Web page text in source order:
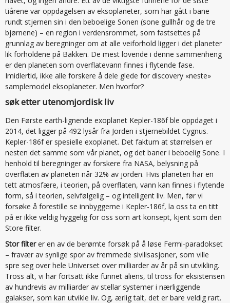
tiårene var oppdagelsen av eksoplaneter, som har gått i bane
rundt stjernen sin i den beboelige Sonen (sone gullhår og de tre
bjørnene) – en region i verdensrommet, som fastsettes på
grunnlag av beregninger om at alle veiforhold ligger i det planeter
lik forholdene på Bakken. De mest lovende i denne sammenheng
er den planeten som overflatevann finnes i flytende fase.
Imidlertid, ikke alle forskere å dele glede for discovery «neste»
samplemodel eksoplaneter. Men hvorfor?
søk etter utenomjordisk liv
Den Første earth-lignende exoplanet Kepler-186f ble oppdaget i
2014, det ligger på 492 lysår fra Jorden i stjernebildet Cygnus.
Kepler-186f er spesielle exoplanet. Det faktum at størrelsen er
nesten det samme som vår planet, og det baner i beboelig Sone. I
henhold til beregninger av forskere fra NASA, belysning på
overflaten av planeten når 32% av jorden. Hvis planeten har en
tett atmosfære, i teorien, på overflaten, vann kan finnes i flytende
form, så i teorien, selvfølgelig – og intelligent liv. Men, før vi
forsøke å forestille se innbyggerne i Kepler-186f, la oss ta en titt
på er ikke veldig hyggelig for oss som art konsept, kjent som den
Store filter.
Stor filterer en av de berømte forsøk på å løse Fermi-paradokset
– fravær av synlige spor av fremmede sivilisasjoner, som ville
spre seg over hele Universet over milliarder av år på sin utvikling.
Tross alt, vi har fortsatt ikke funnet aliens, til tross for eksistensen
av hundrevis av milliarder av stellar systemer i nærliggende
galakser, som kan utvikle liv. Og, ærlig talt, det er bare veldig rart.